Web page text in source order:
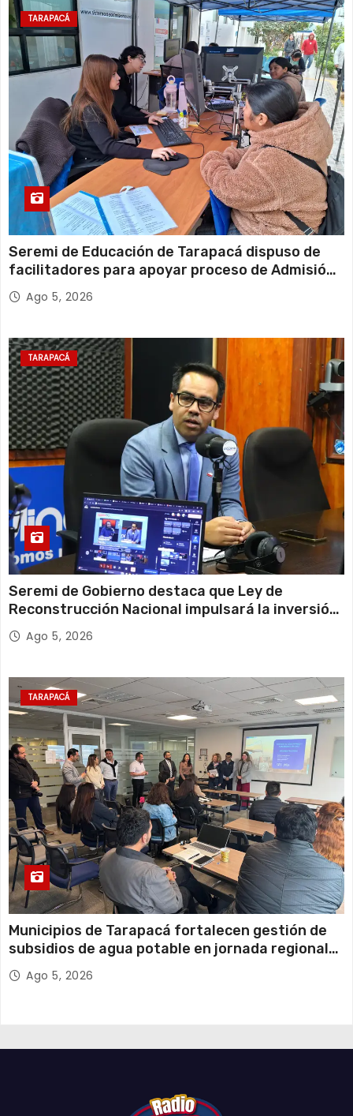
TARAPACÁ
Seremi de Educación de Tarapacá dispuso de
facilitadores para apoyar proceso de Admisión
Escolar 2027
Ago 5, 2026
TARAPACÁ
Seremi de Gobierno destaca que Ley de
Reconstrucción Nacional impulsará la inversión
y el empleo en Tarapacá
Ago 5, 2026
TARAPACÁ
Municipios de Tarapacá fortalecen gestión de
subsidios de agua potable en jornada regional
organizada por Aguas del Altiplano y ANDESS
Ago 5, 2026